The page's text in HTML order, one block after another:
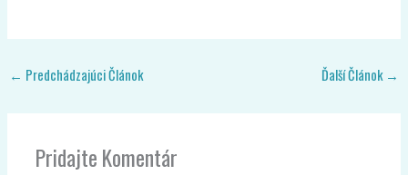
← Predchádzajúci Článok Ďalší Článok →
Pridajte Komentár